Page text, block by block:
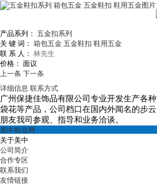
产品系列： 五金扣系列
关 键 词： 箱包五金 五金鞋扣 鞋用五金
联 系 人： 林先生
价格： 面议
上一条 下一条
详细信息 联系方式
广州保捷佳饰品有限公司专业开发生产各
袋花等产品，公司档口在国内外闻名的步
朋友我司参观、指导和业务洽谈。
美中鞋业网
关于美中
公司简介
合作专区
联系我们
友情链接